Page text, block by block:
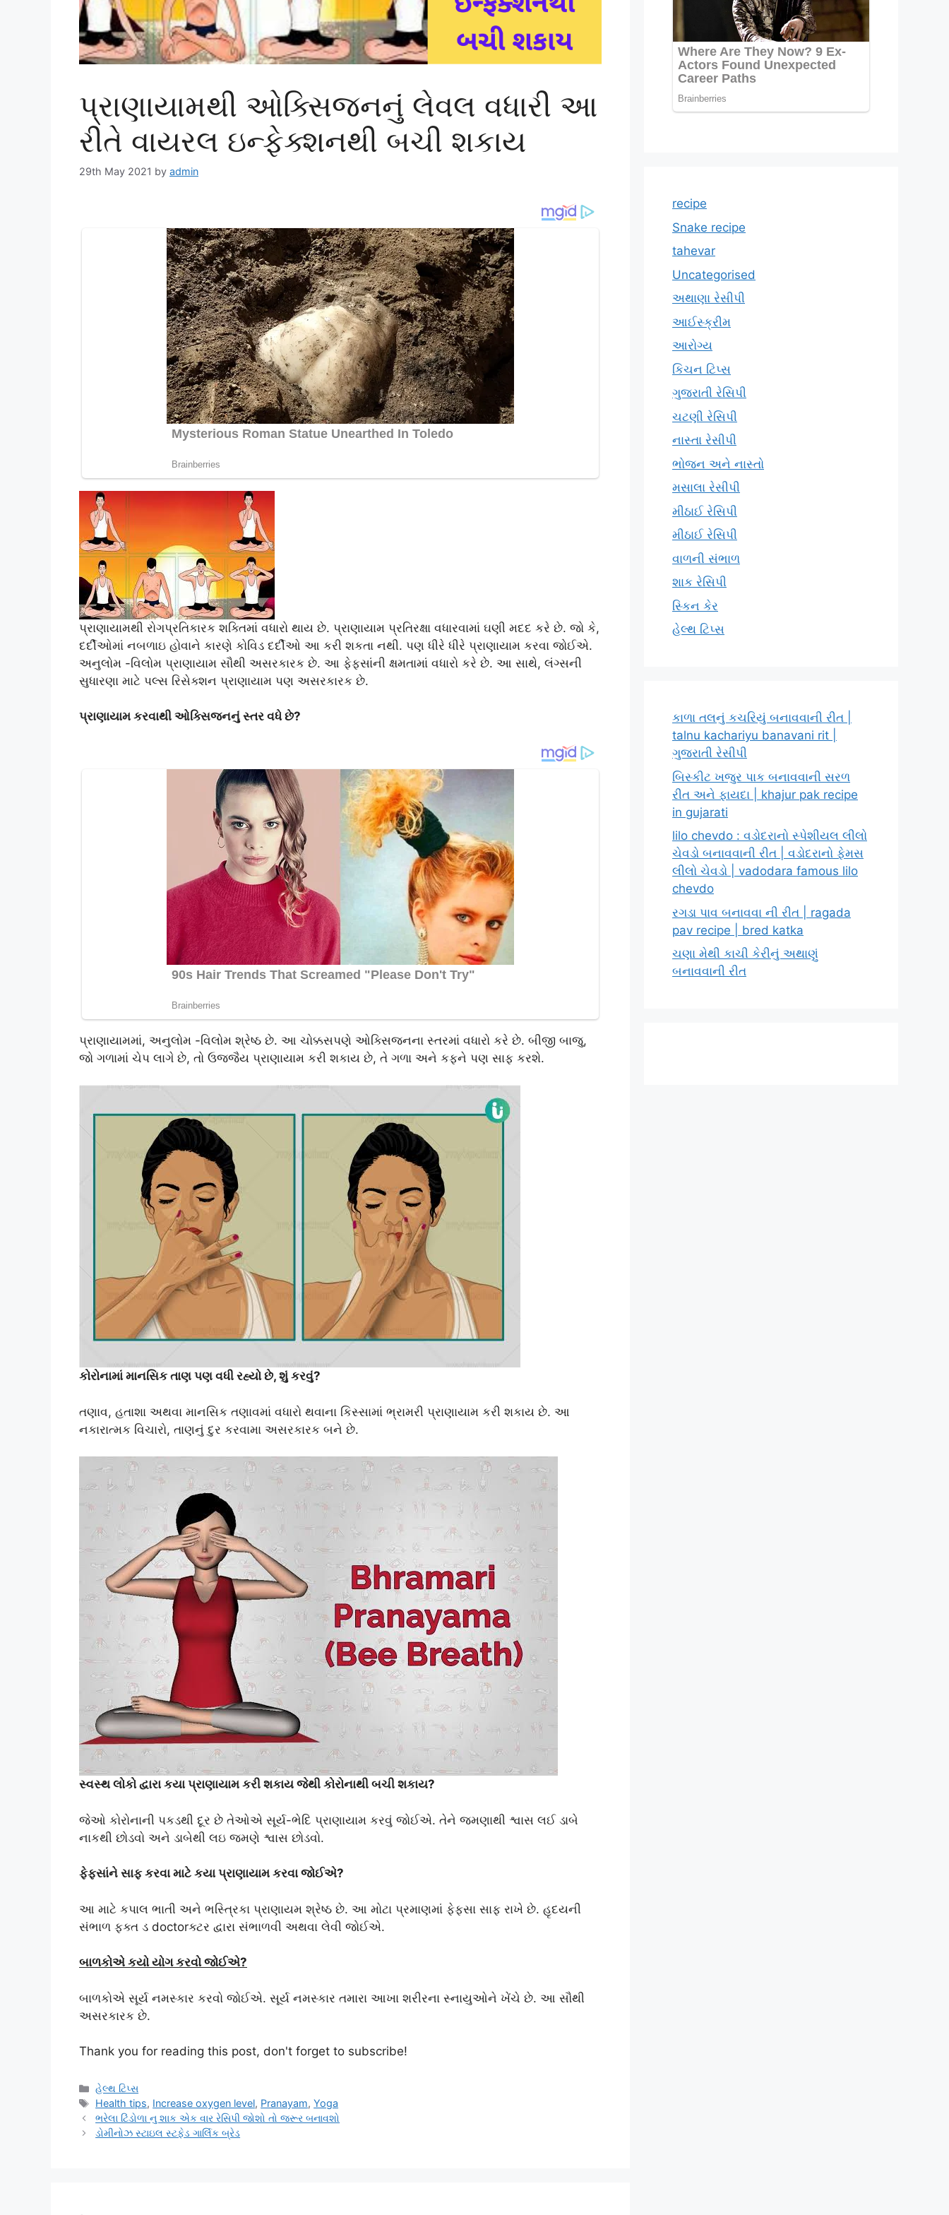
પ્રાણાયામથી ઓક્સિજનનું લેવલ વધારી આ
રીતે વાયરલ ઇન્ફેક્શનથી બચી શકાય
29th May 2021 by admin
પ્રાણાયામથી રોગપ્રતિકારક શક્તિમાં વધારો થાય છે. પ્રાણાયામ પ્રતિરક્ષા વધારવામાં ઘણી મદદ કરે છે. જો કે,
દર્દીઓમાં નબળાઇ હોવાને કારણે કોવિડ દર્દીઓ આ કરી શકતા નથી. પણ ધીરે ધીરે પ્રાણાયામ કરવા જોઈએ.
અનુલોમ -વિલોમ પ્રાણાયામ સૌથી અસરકારક છે. આ ફેફસાંની ક્ષમતામાં વધારો કરે છે. આ સાથે, લંગ્સની
સુધારણા માટે પલ્સ રિસેક્શન પ્રાણાયામ પણ અસરકારક છે.
પ્રાણાયામ કરવાથી ઓક્સિજનનું સ્તર વધે છે?
પ્રાણાયામમાં, અનુલોમ -વિલોમ શ્રેષ્ઠ છે. આ ચોક્કસપણે ઓક્સિજનના સ્તરમાં વધારો કરે છે. બીજી બાજુ,
જો ગળામાં ચેપ લાગે છે, તો ઉજ્જૈય પ્રાણાયામ કરી શકાય છે, તે ગળા અને કફને પણ સાફ કરશે.
કોરોનામાં માનસિક તાણ પણ વધી રહ્યો છે, શું કરવું?
તણાવ, હતાશા અથવા માનસિક તણાવમાં વધારો થવાના કિસ્સામાં ભ્રામરી પ્રાણાયામ કરી શકાય છે. આ
નકારાત્મક વિચારો, તાણનું દુર કરવામા અસરકારક બને છે.
સ્વસ્થ લોકો દ્વારા કયા પ્રાણાયામ કરી શકાય જેથી કોરોનાથી બચી શકાય?
જેઓ કોરોનાની પકડથી દૂર છે તેઓએ સૂર્ય-ભેદિ પ્રાણાયામ કરવું જોઈએ. તેને જમણાથી શ્વાસ લઈ ડાબે
નાકથી છોડવો અને ડાબેથી લઇ જમણે શ્વાસ છોડવો.
ફેફસાંને સાફ કરવા માટે કયા પ્રાણાયામ કરવા જોઈએ?
આ માટે કપાલ ભાતી અને ભસ્ત્રિકા પ્રાણાયમ શ્રેષ્ઠ છે. આ મોટા પ્રમાણમાં ફેફસા સાફ રાખે છે. હૃદયની
સંભાળ ફક્ત ડ doctorક્ટર દ્વારા સંભાળવી અથવા લેવી જોઈએ.
બાળકોએ કયો યોગ કરવો જોઈએ?
બાળકોએ સૂર્ય નમસ્કાર કરવો જોઈએ. સૂર્ય નમસ્કાર તમારા આખા શરીરના સ્નાયુઓને ખેંચે છે. આ સૌથી
અસરકારક છે.
Thank you for reading this post, don't forget to subscribe!
Categories
હેલ્થ ટિપ્સ
Tags
Health tips, Increase oxygen level, Pranayam,Yoga
ભરેલા ટિંડોળા નુ શાક એક વાર રેસિપી જોશો તો જરૂર બનાવશો
ડોમીનોઝ સ્ટાઇલ સ્ટફેડ ગાર્લિક બ્રેડ
recipe
Snake recipe
tahevar
Uncategorised
અથાણા રેસીપી
આઈસ્ક્રીમ
આરોગ્ય
કિચન ટિપ્સ
ગુજરાતી રેસિપી
ચટણી રેસિપી
નાસ્તા રેસીપી
ભોજન અને નાસ્તો
મસાલા રેસીપી
મીઠાઈ રેસિપી
મીઠાઈ રેસિપી
વાળની સંભાળ
શાક રેસિપી
સ્કિન કેર
હેલ્થ ટિપ્સ
કાળા તલનું કચરિયું બનાવવાની રીત |
talnu kachariyu banavani rit |
ગુજરાતી રેસીપી
બિસ્કીટ ખજુર પાક બનાવવાની સરળ
રીત અને ફાયદા | khajur pak recipe
in gujarati
lilo chevdo : વડોદરાનો સ્પેશીયલ લીલો
ચેવડો બનાવવાની રીત | વડોદરાનો ફેમસ
લીલો ચેવડો | vadodara famous lilo
chevdo
રગડા પાવ બનાવવા ની રીત | ragada
pav recipe | bred katka
ચણા મેથી કાચી કેરીનું અથાણું
બનાવવાની રીત